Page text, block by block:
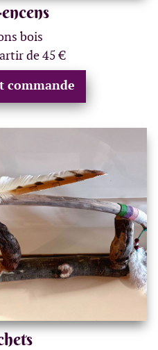
bois
de 45 €
commande